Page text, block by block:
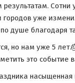
Сотни
городов уже
душе благодаря
но нам уже 5
это событие
насыщенная